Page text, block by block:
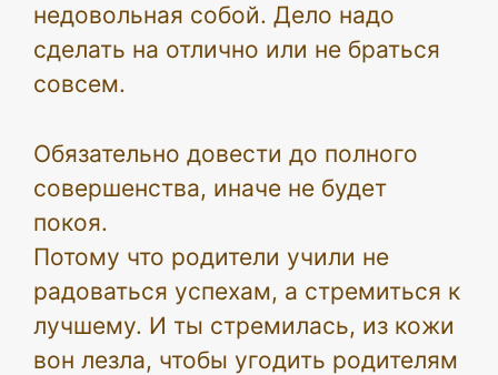
недовольная собой. Дело надо
сделать на отлично или не браться
совсем.
Обязательно довести до полного
совершенства, иначе не будет
покоя.
Потому что родители учили не
радоваться успехам, а стремиться к
лучшему. И ты стремилась, из кожи
вон лезла, чтобы угодить родителям